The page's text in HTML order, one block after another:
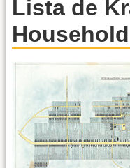
Lista de